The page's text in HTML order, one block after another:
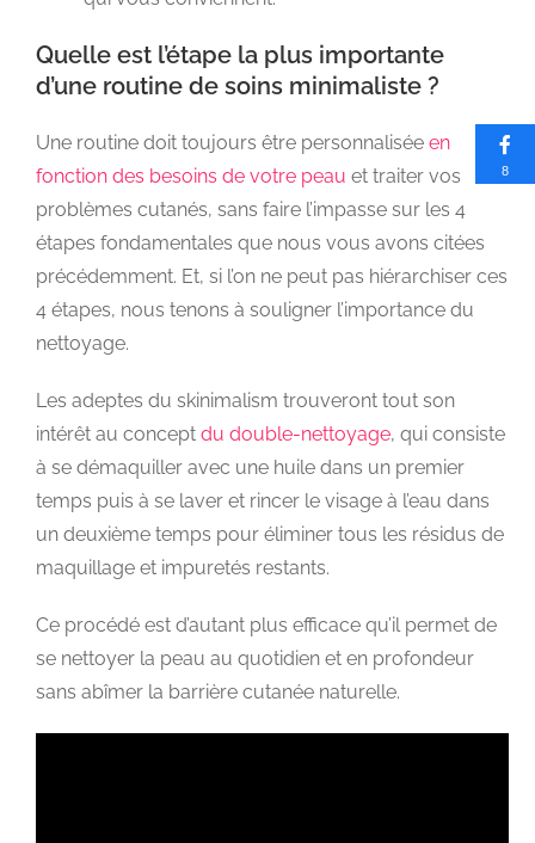
Quelle est l’étape la plus importante
d’une routine de soins minimaliste ?
Une routine doit toujours être personnalisée en
fonction des besoins de votre peau et traiter vos
problèmes cutanés, sans faire l’impasse sur les 4
étapes fondamentales que nous vous avons citées
précédemment. Et, si l’on ne peut pas hiérarchiser ces
4 étapes, nous tenons à souligner l’importance du
nettoyage.
Les adeptes du skinimalism trouveront tout son
intérêt au concept du double-nettoyage, qui consiste
à se démaquiller avec une huile dans un premier
temps puis à se laver et rincer le visage à l’eau dans
un deuxième temps pour éliminer tous les résidus de
maquillage et impuretés restants.
Ce procédé est d’autant plus efficace qu’il permet de
se nettoyer la peau au quotidien et en profondeur
sans abîmer la barrière cutanée naturelle.
8